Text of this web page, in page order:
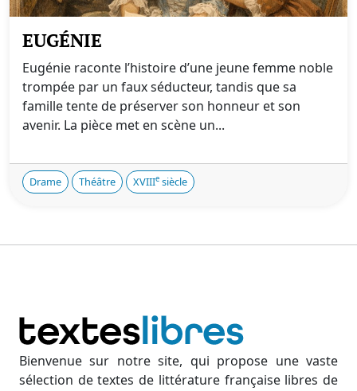
EUGÉNIE
Eugénie raconte l’histoire d’une jeune femme noble
trompée par un faux séducteur, tandis que sa
famille tente de préserver son honneur et son
avenir. La pièce met en scène un...
Drame Théâtre XVIIIe siècle
Bienvenue sur notre site, qui propose une vaste
sélection de textes de littérature française libres de